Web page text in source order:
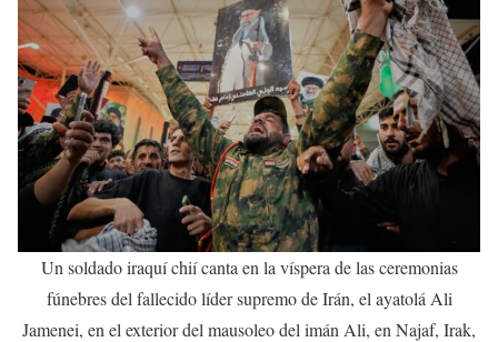
Un soldado iraquí chií canta en la víspera de las ceremonias
fúnebres del fallecido líder supremo de Irán, el ayatolá Ali
Jamenei, en el exterior del mausoleo del imán Ali, en Najaf, Irak,